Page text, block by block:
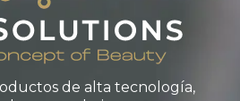
de alta tecnología,